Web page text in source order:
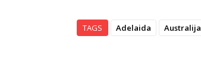
TAGS Adelaida Australija